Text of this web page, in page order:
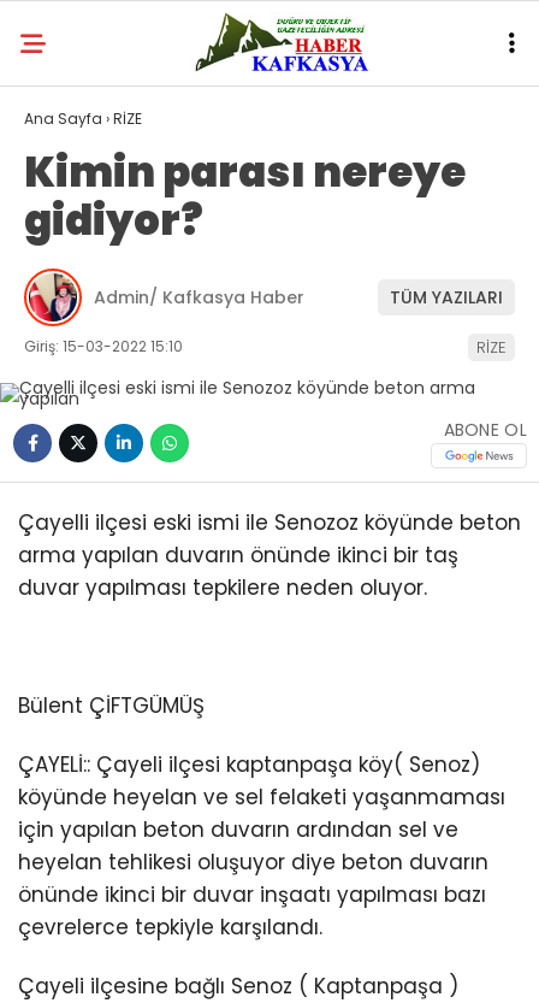
Ana Sayfa ›RİZE
Kimin parası nereye
gidiyor?
Admin/ Kafkasya Haber TÜM YAZILARI
Giriş: 15-03-2022 15:10 RİZE
ABONE OL
Çayelli ilçesi eski ismi ile Senozoz köyünde beton
arma yapılan duvarın önünde ikinci bir taş
duvar yapılması tepkilere neden oluyor.
Bülent ÇİFTGÜMÜŞ
ÇAYELİ:: Çayeli ilçesi kaptanpaşa köy( Senoz)
köyünde heyelan ve sel felaketi yaşanmaması
için yapılan beton duvarın ardından sel ve
heyelan tehlikesi oluşuyor diye beton duvarın
önünde ikinci bir duvar inşaatı yapılması bazı
çevrelerce tepkiyle karşılandı.
Çayeli ilçesine bağlı Senoz ( Kaptanpaşa )